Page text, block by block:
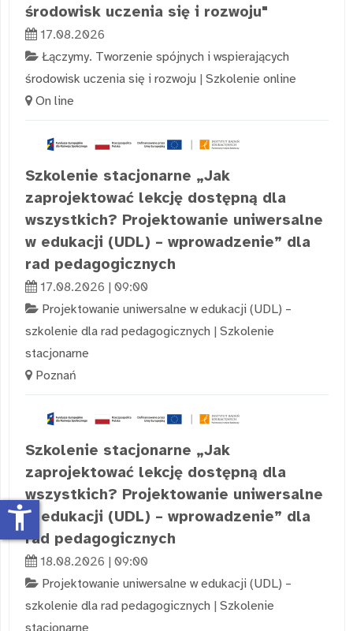
środowisk uczenia się i rozwoju"
17.08.2026
Łączymy. Tworzenie spójnych i wspierających
środowisk uczenia się i rozwoju | Szkolenie online
On line
Szkolenie stacjonarne „Jak
zaprojektować lekcję dostępną dla
wszystkich? Projektowanie uniwersalne
w edukacji (UDL) – wprowadzenie” dla
rad pedagogicznych
17.08.2026 | 09:00
Projektowanie uniwersalne w edukacji (UDL) –
szkolenie dla rad pedagogicznych | Szkolenie
stacjonarne
Poznań
Szkolenie stacjonarne „Jak
zaprojektować lekcję dostępną dla
wszystkich? Projektowanie uniwersalne
w edukacji (UDL) – wprowadzenie” dla
rad pedagogicznych
18.08.2026 | 09:00
Projektowanie uniwersalne w edukacji (UDL) –
szkolenie dla rad pedagogicznych | Szkolenie
stacjonarne
accessibility_new